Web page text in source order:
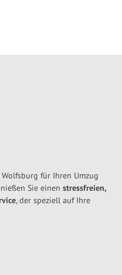
für Ihren Umzug
Sie einen stressfreien,
, der speziell auf Ihre